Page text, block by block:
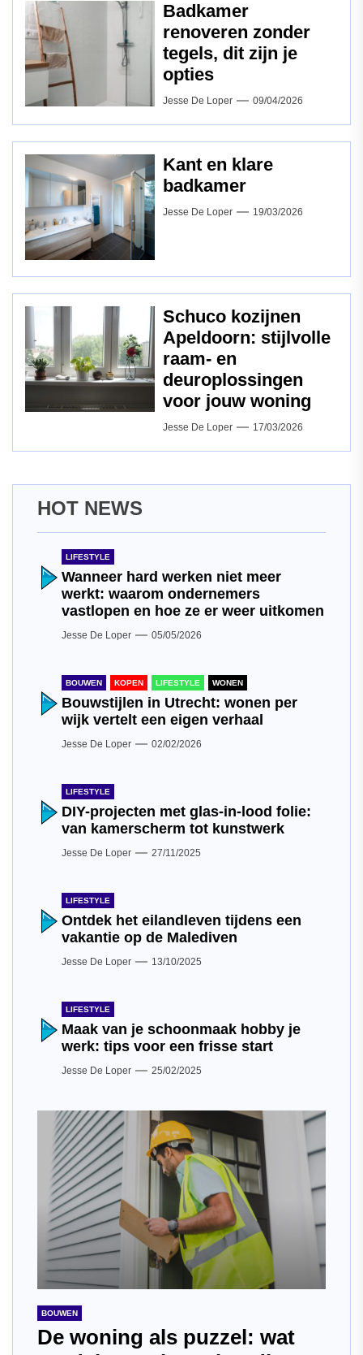
Badkamer
renoveren zonder
tegels, dit zijn je
opties
Jesse De Loper 09/04/2026
Kant en klare
badkamer
Jesse De Loper 19/03/2026
Schuco kozijnen
Apeldoorn: stijlvolle
raam‑ en
deuroplossingen
voor jouw woning
Jesse De Loper 17/03/2026
HOT NEWS
LIFESTYLE
Wanneer hard werken niet meer
werkt: waarom ondernemers
vastlopen en hoe ze er weer uitkomen
Jesse De Loper 05/05/2026
BOUWEN KOPEN LIFESTYLE WONEN
Bouwstijlen in Utrecht: wonen per
wijk vertelt een eigen verhaal
Jesse De Loper 02/02/2026
LIFESTYLE
DIY-projecten met glas-in-lood folie:
van kamerscherm tot kunstwerk
Jesse De Loper 27/11/2025
LIFESTYLE
Ontdek het eilandleven tijdens een
vakantie op de Malediven
Jesse De Loper 13/10/2025
LIFESTYLE
Maak van je schoonmaak hobby je
werk: tips voor een frisse start
Jesse De Loper 25/02/2025
BOUWEN
De woning als puzzel: wat